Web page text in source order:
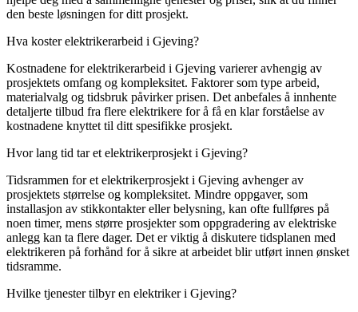
den beste løsningen for ditt prosjekt.
Hva koster elektrikerarbeid i Gjeving?
Kostnadene for elektrikerarbeid i Gjeving varierer avhengig av
prosjektets omfang og kompleksitet. Faktorer som type arbeid,
materialvalg og tidsbruk påvirker prisen. Det anbefales å innhente
detaljerte tilbud fra flere elektrikere for å få en klar forståelse av
kostnadene knyttet til ditt spesifikke prosjekt.
Hvor lang tid tar et elektrikerprosjekt i Gjeving?
Tidsrammen for et elektrikerprosjekt i Gjeving avhenger av
prosjektets størrelse og kompleksitet. Mindre oppgaver, som
installasjon av stikkontakter eller belysning, kan ofte fullføres på
noen timer, mens større prosjekter som oppgradering av elektriske
anlegg kan ta flere dager. Det er viktig å diskutere tidsplanen med
elektrikeren på forhånd for å sikre at arbeidet blir utført innen ønsket
tidsramme.
Hvilke tjenester tilbyr en elektriker i Gjeving?